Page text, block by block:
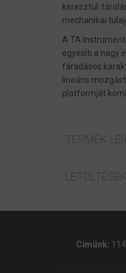
keresztül:
mechanikai
A TA
egyesíti a nagy
fáradásos
lineáris
platformját
TERMÉK
LETÖLTÉSEK
Címünk: